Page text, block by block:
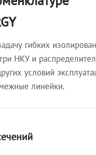
гибких
НКУ и
условий
линейки.